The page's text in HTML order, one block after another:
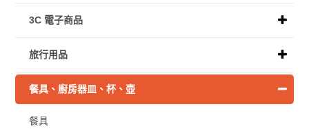
3C 電子商品
旅行用品
餐具、廚房器皿、杯、壺
餐具